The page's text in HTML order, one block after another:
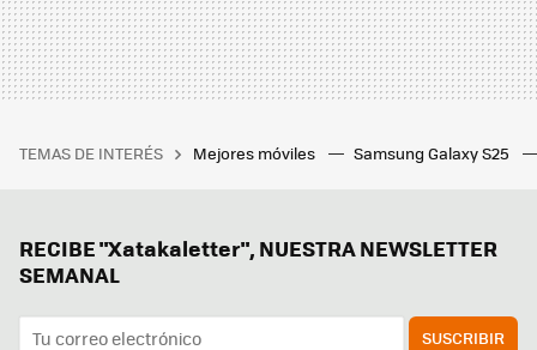
TEMAS DE INTERÉS Mejores móviles Samsung Galaxy S25
RECIBE "Xatakaletter", NUESTRA NEWSLETTER
SEMANAL
SUSCRIBIR